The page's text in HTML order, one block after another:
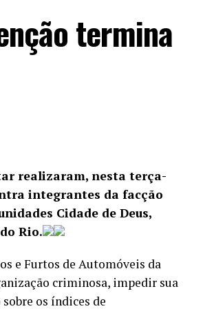
termina
realizaram, nesta terça-
integrantes da facção
Cidade de Deus,
Rio.
e Furtos de Automóveis da
criminosa, impedir sua
os índices de